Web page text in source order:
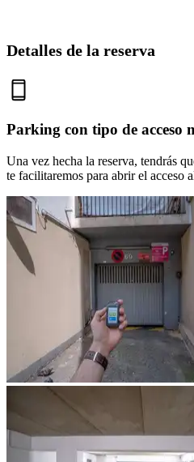
Detalles de la reserva
Parking con tipo de acceso
Una vez hecha la reserva, tendrás
te facilitaremos para abrir el acceso